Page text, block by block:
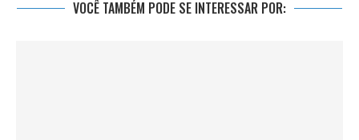
VOCÊ TAMBÉM PODE SE INTERESSAR POR: